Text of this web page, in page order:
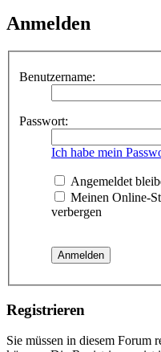
Anmelden
Benutzername:
Passwort:
Ich habe mein
Angemeldet
Meinen Online-
verbergen
Registrieren
Sie müssen in diesem Forum